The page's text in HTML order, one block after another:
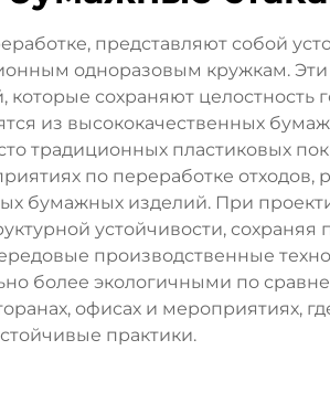
представляют собой
одноразовым кружкам.
сохраняют целостность
из высококачественных
традиционных пластиковых
по переработке
бумажных изделий. При
устойчивости,
производственные
более экологичными по
офисах и мероприятиях,
практики.